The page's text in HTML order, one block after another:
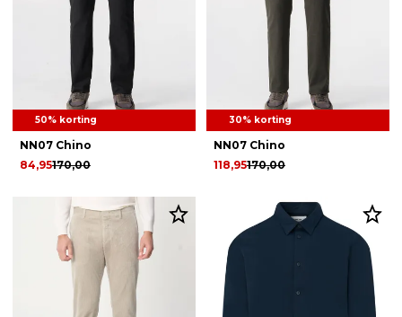
50% korting
NN07 Chino
170,00
84,95
30% korting
NN07 Chino
170,00
118,95